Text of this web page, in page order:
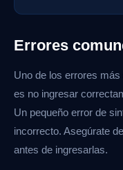
Errores
Uno de los errores
es no ingresar
Un pequeño error de
incorrecto. Asegúrate
antes de ingresarlas.